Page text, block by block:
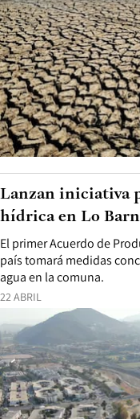
22 ABRIL
El primer Acuerdo de
país tomará medidas
agua en la comuna.
Lanzan iniciativa
hídrica en Lo